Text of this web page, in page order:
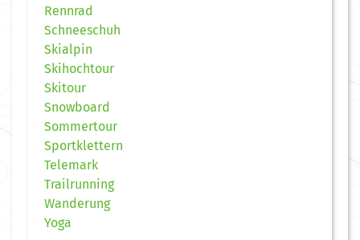
Rennrad
Schneeschuh
Skialpin
Skihochtour
Skitour
Snowboard
Sommertour
Sportklettern
Telemark
Trailrunning
Wanderung
Yoga